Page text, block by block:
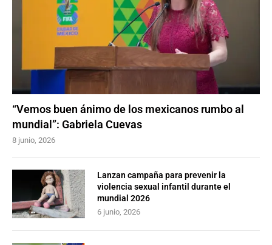
“Vemos buen ánimo de los mexicanos rumbo al
mundial”: Gabriela Cuevas
8 junio, 2026
Lanzan campaña para prevenir la
violencia sexual infantil durante el
mundial 2026
6 junio, 2026